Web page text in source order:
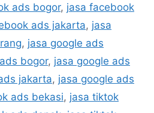
ads bogor, jasa facebook
ads jakarta, jasa
, jasa google ads
bogor, jasa google ads
jakarta, jasa google ads
ads bekasi, jasa tiktok